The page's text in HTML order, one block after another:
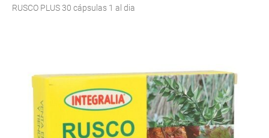
RUSCO PLUS 30 cápsulas 1 al dia